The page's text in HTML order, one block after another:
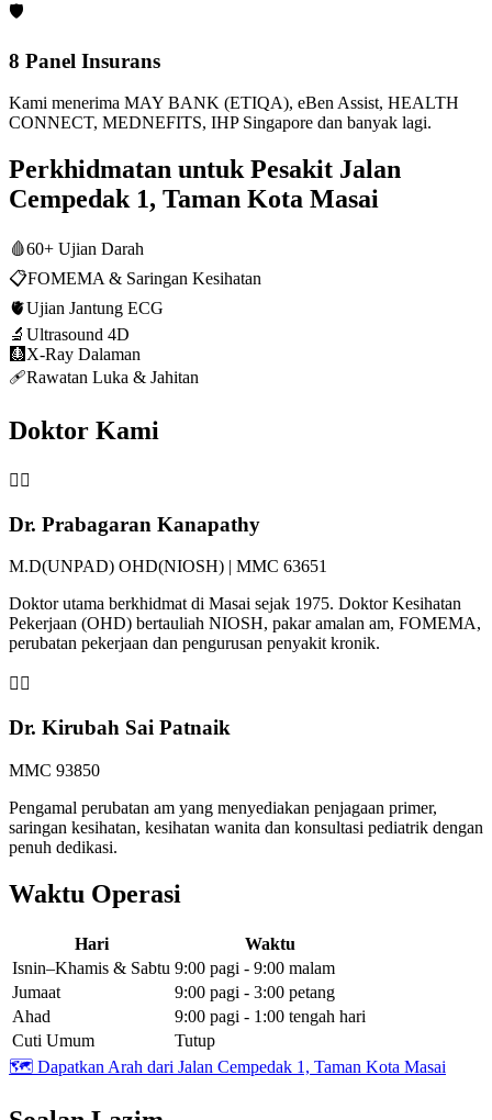
🛡️
8 Panel Insurans
Kami menerima MAY BANK (ETIQA), eBen Assist, HEALTH
CONNECT, MEDNEFITS, IHP Singapore dan banyak lagi.
Perkhidmatan untuk Pesakit Jalan
Cempedak 1, Taman Kota Masai
🩸60+ Ujian Darah
📋FOMEMA & Saringan Kesihatan
🫀Ujian Jantung ECG
🔬 Ultrasound 4D
🩻 X-Ray Dalaman
🩹Rawatan Luka & Jahitan
Doktor Kami
👨‍⚕️
Dr. Prabagaran Kanapathy
M.D(UNPAD) OHD(NIOSH) | MMC 63651
Doktor utama berkhidmat di Masai sejak 1975. Doktor Kesihatan
Pekerjaan (OHD) bertauliah NIOSH, pakar amalan am, FOMEMA,
perubatan pekerjaan dan pengurusan penyakit kronik.
👩‍⚕️
Dr. Kirubah Sai Patnaik
MMC 93850
Pengamal perubatan am yang menyediakan penjagaan primer,
saringan kesihatan, kesihatan wanita dan konsultasi pediatrik dengan
penuh dedikasi.
Waktu Operasi
Hari
Waktu
Isnin–Khamis & Sabtu 9:00 pagi - 9:00 malam
Jumaat
9:00 pagi - 3:00 petang
Ahad
9:00 pagi - 1:00 tengah hari
Cuti Umum
Tutup
🗺️ Dapatkan Arah dari Jalan Cempedak 1, Taman Kota Masai